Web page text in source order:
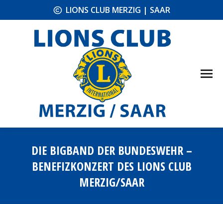
LIONS CLUB MERZIG | SAAR
DIE BIGBAND DER BUNDESWEHR –
BENEFIZKONZERT DES LIONS CLUB
MERZIG/SAAR